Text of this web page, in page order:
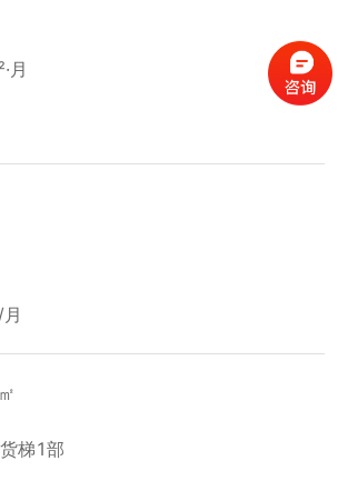
月
梯1部